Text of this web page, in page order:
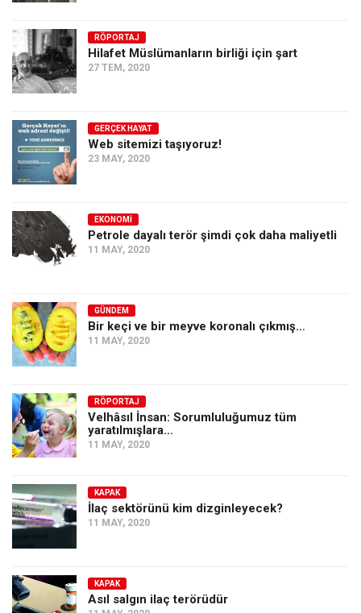
RÖPORTAJ
Hilafet Müslümanların birliği için şart
27 TEM, 2020
GERÇEK HAYAT
Web sitemizi taşıyoruz!
23 MAY, 2020
EKONOMI
Petrole dayalı terör şimdi çok daha maliyetli
11 MAY, 2020
GÜNDEM
Bir keçi ve bir meyve koronalı çıkmış…
11 MAY, 2020
RÖPORTAJ
Velhâsıl İnsan: Sorumluluğumuz tüm
yaratılmışlara…
11 MAY, 2020
KAPAK
İlaç sektörünü kim dizginleyecek?
11 MAY, 2020
KAPAK
Asıl salgın ilaç terörüdür